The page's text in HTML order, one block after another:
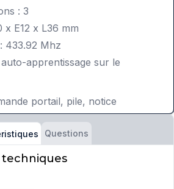
: 3
x E12 x L36 mm
433.92 Mhz
apprentissage sur le
portail, pile, notice
Questions
techniques